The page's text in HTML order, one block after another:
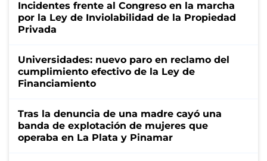
Incidentes frente al Congreso en la marcha
por la Ley de Inviolabilidad de la Propiedad
Privada
Universidades: nuevo paro en reclamo del
cumplimiento efectivo de la Ley de
Financiamiento
Tras la denuncia de una madre cayó una
banda de explotación de mujeres que
operaba en La Plata y Pinamar